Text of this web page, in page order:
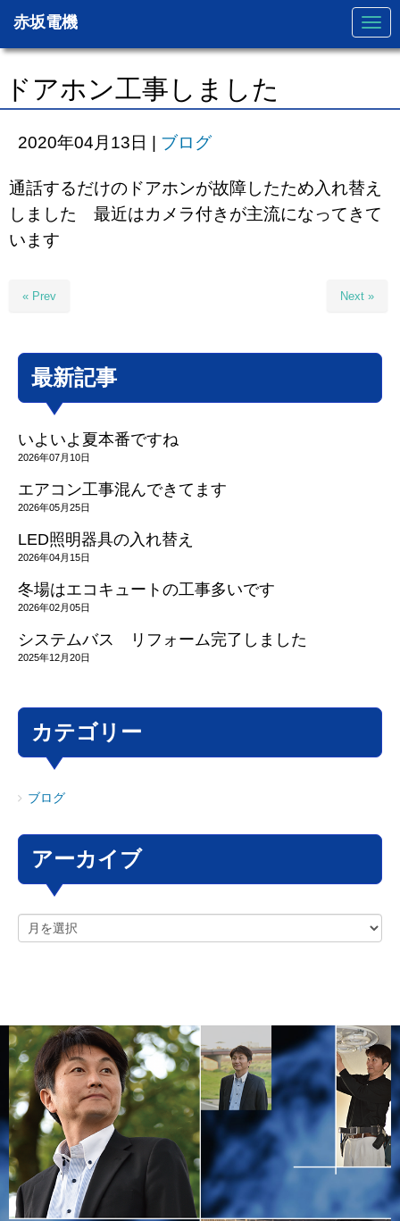
N
a
v
t
赤坂電機
ドアホン工事しました
2020年04月13日 | ブログ
通話するだけのドアホンが故障したため入れ替え
しました 最近はカメラ付きが主流になってきて
います
« Prev Next »
最新記事
いよいよ夏本番ですね
2026年07月10日
エアコン工事混んできてます
2026年05月25日
LED照明器具の入れ替え
2026年04月15日
冬場はエコキュートの工事多いです
2026年02月05日
システムバス リフォーム完了しました
2025年12月20日
カテゴリー
ブログ
アーカイブ